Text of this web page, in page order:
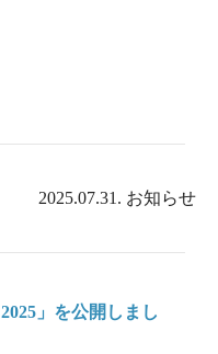
2025.07.31. お知らせ
」を公開しまし